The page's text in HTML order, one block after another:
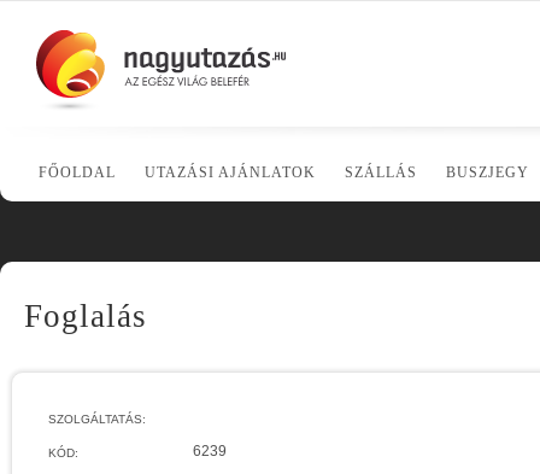
FŐOLDAL UTAZÁSI AJÁNLATOK SZÁLLÁS BUSZJEGY
Foglalás
SZOLGÁLTATÁS:
KÓD: 6239